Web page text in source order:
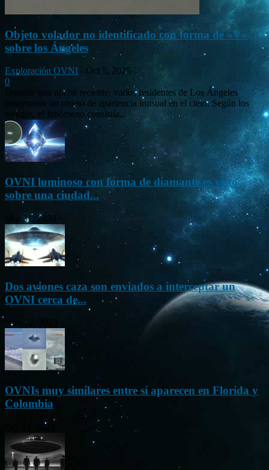
Objeto volador no identificado con forma de «V»
sobre los Ángeles
Exploración OVNI - Oct 5, 2025
0
Durante una noche reciente, varios residentes de Los Ángeles
observaron un objeto de apariencia inusual en el cielo. Según los
testigos, el fenómeno consistía...
OVNI luminoso con forma de diamante es visto
sobre una ciudad...
Mar 31, 2024
Dos aviones caza son enviados a interceptar un
OVNI cerca de...
Nov 22, 2023
OVNIs muy similares entre sí aparecen en Florida y
Colombia
Oct 23, 2023